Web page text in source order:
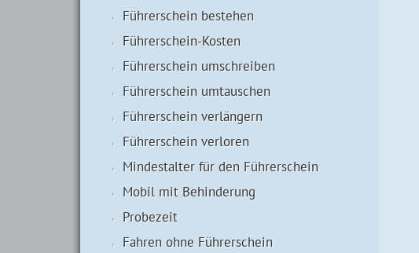
Führerschein bestehen
Führerschein-Kosten
Führerschein umschreiben
Führerschein umtauschen
Führerschein verlängern
Führerschein verloren
Mindestalter für den Führerschein
Mobil mit Behinderung
Probezeit
Fahren ohne Führerschein